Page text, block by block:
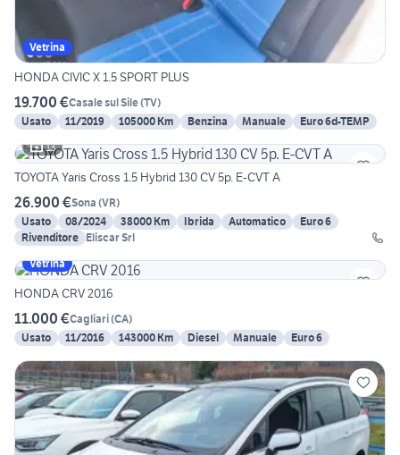
Vetrina
HONDA CIVIC X 1.5 SPORT PLUS
19.700 €Casale sul Sile(TV)
Usato
11/2019 105000 Km Benzina Manuale
Euro 6d-TEMP
13
TOYOTA Yaris Cross 1.5 Hybrid 130 CV 5p. E-CVT A
26.900 €Sona (VR)
Usato
08/2024 38000 Km Ibrida Automatico
Euro 6
Rivenditore Eliscar Srl
Vetrina
HONDA CRV 2016
11.000 €Cagliari(CA)
Usato
11/2016 143000 Km Diesel Manuale Euro 6